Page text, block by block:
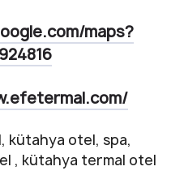
maps?
kütahya otel, spa,
, kütahya termal otel